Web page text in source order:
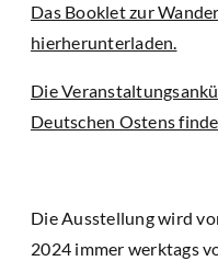
Das Booklet zur
hierherunterladen.
Die
Deutschen Ostens
Die Ausstellung wird
2024 immer werktags